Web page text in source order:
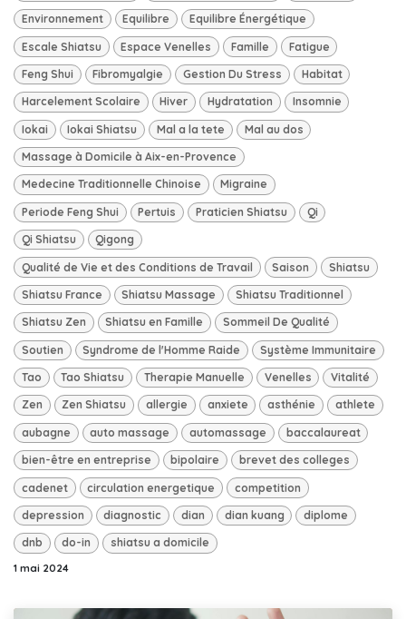
Environnement Equilibre Equilibre Énergétique
Escale Shiatsu Espace Venelles Famille Fatigue
Feng Shui Fibromyalgie Gestion Du Stress Habitat
Harcelement Scolaire Hiver Hydratation Insomnie
Iokai Iokai Shiatsu Mal a la tete Mal au dos
Massage à Domicile à Aix-en-Provence
Medecine Traditionnelle Chinoise Migraine
Periode Feng Shui Pertuis Praticien Shiatsu Qi
Qi Shiatsu Qigong
Qualité de Vie et des Conditions de Travail Saison Shiatsu
Shiatsu France Shiatsu Massage Shiatsu Traditionnel
Shiatsu Zen Shiatsu en Famille Sommeil De Qualité
Soutien Syndrome de l'Homme Raide Système Immunitaire
Tao Tao Shiatsu Therapie Manuelle Venelles Vitalité
Zen Zen Shiatsu allergie anxiete asthénie athlete
aubagne auto massage automassage baccalaureat
bien-être en entreprise bipolaire brevet des colleges
cadenet circulation energetique competition
depression diagnostic dian dian kuang diplome
dnb do-in shiatsu a domicile
1 mai 2024